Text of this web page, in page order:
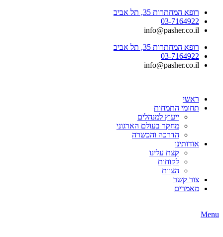
רופא המחתרות 35, תל אביב
03-7164922
info@pasher.co.il
רופא המחתרות 35, תל אביב
03-7164922
info@pasher.co.il
ראשי
תחומי התמחות
ייעוץ למנהלים
מחקר בעולם הארגוני
הדרכה והכשרה
אודותינו
קצת עלינו
לקוחות
הצוות
צור קשר
מאמרים
Menu